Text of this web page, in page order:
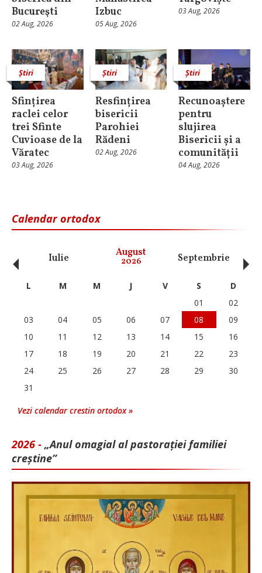
Bucureşti
02 Aug, 2026
Izbuc
05 Aug, 2026
03 Aug, 2026
Știri
Sfințirea
raclei celor
trei Sfinte
Cuvioase de la
Văratec
03 Aug, 2026
Știri
Resfințirea
bisericii
Parohiei
Rădeni
02 Aug, 2026
Știri
Recunoaștere
pentru
slujirea
Bisericii și a
comunității
04 Aug, 2026
Calendar ortodox
Iulie August
2026 Septembrie
‹ L M M J V S
D
01
02
03
04 05 06 07 08
09
10
11 12 13 14 15
16
17
18 19 20 21 22
23
24
25 26 27 28 29
30
31
Vezi calendar crestin ortodox »
2026 - „Anul omagial al pastorației familiei
creștine”